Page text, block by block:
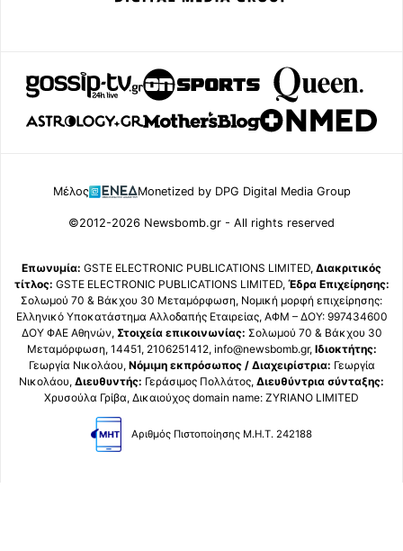
Μέλος Monetized by DPG Digital Media Group
©2012-2026 Newsbomb.gr - All rights reserved
Επωνυμία: GSTE ELECTRONIC PUBLICATIONS LIMITED, Διακριτικός
τίτλος: GSTE ELECTRONIC PUBLICATIONS LIMITED, Έδρα Επιχείρησης:
Σολωμού 70 & Βάκχου 30 Μεταμόρφωση, Νομική μορφή επιχείρησης:
Ελληνικό Υποκατάστημα Αλλοδαπής Εταιρείας, ΑΦΜ – ΔΟΥ: 997434600
ΔΟΥ ΦΑΕ Αθηνών, Στοιχεία επικοινωνίας: Σολωμού 70 & Βάκχου 30
Μεταμόρφωση, 14451, 2106251412, info@newsbomb.gr, Ιδιοκτήτης:
Γεωργία Νικολάου, Νόμιμη εκπρόσωπος / Διαχειρίστρια: Γεωργία
Νικολάου, Διευθυντής: Γεράσιμος Πολλάτος, Διευθύντρια σύνταξης:
Χρυσούλα Γρίβα, Δικαιούχος domain name: ZYRIANO LIMITED
Αριθμός Πιστοποίησης Μ.Η.Τ. 242188